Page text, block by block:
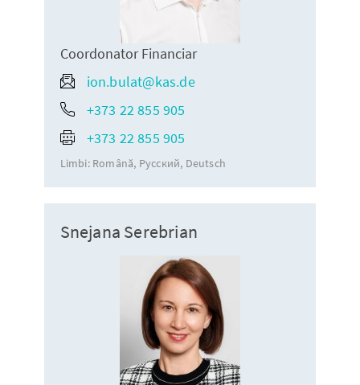
Coordonator Financiar
ion.bulat@kas.de
+373 22 855 905
+373 22 855 905
Limbi: Română Русский Deutsch
Snejana Serebrian